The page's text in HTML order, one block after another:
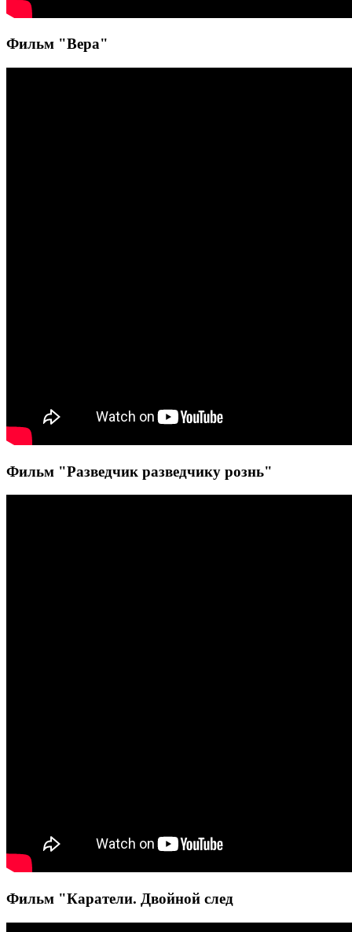
Фильм "Вера"
Фильм "Разведчик разведчику рознь"
Фильм "Каратели. Двойной след